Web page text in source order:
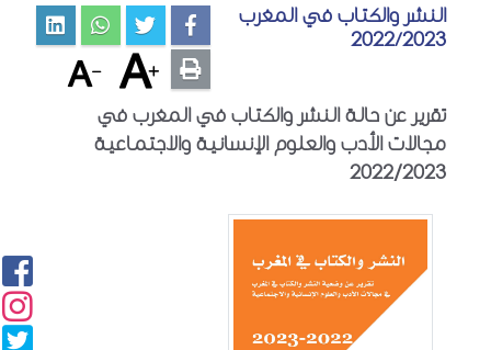
النشر والكتاب في المغرب
2022/2023
تقرير عن حالة النشر والكتاب في المغرب في
مجالات الأدب والعلوم الإنسانية والاجتماعية
2022/2023